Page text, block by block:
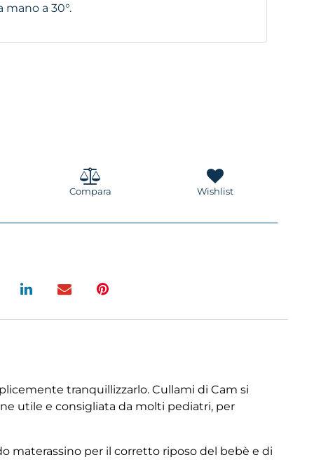
mano a 30°.
Compara Wishlist
tranquillizzarlo. Cullami di Cam si
utile e consigliata da molti pediatri, per
materassino per il corretto riposo del bebè e di